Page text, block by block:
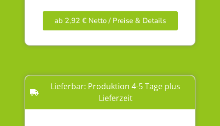
ab 2,92 € Netto / Preise & Details
Lieferbar: Produktion 4-5 Tage plus
Lieferzeit